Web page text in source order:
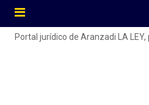
Portal jurídico de Aranzadi LA